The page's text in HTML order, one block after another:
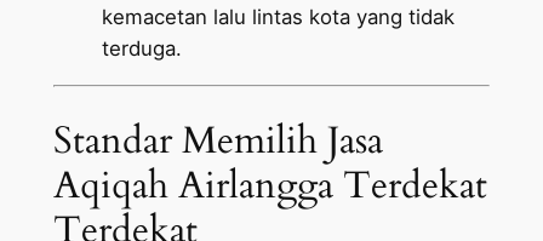
kemacetan lalu lintas kota yang tidak
terduga.
Standar Memilih Jasa
Aqiqah Airlangga Terdekat
Terdekat